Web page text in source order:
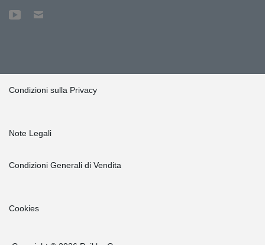
Condizioni sulla Privacy
Note Legali
Condizioni Generali di Vendita
Cookies